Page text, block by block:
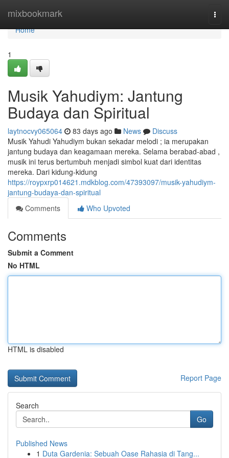
mixbookmark
Home
Home
1
Musik Yahudiym: Jantung
Budaya dan Spiritual
laytnocvy065064 83 days ago News
Discuss
Musik Yahudi Yahudiym bukan sekadar melodi ; ia merupakan
jantung budaya dan keagamaan mereka. Selama berabad-abad ,
musik ini terus bertumbuh menjadi simbol kuat dari identitas
mereka. Dari kidung-kidung
https://roypxrp014621.mdkblog.com/47393097/musik-yahudiym-
jantung-budaya-dan-spiritual
Comments
Who Upvoted
Comments
Submit a Comment
No HTML
HTML is disabled
Report Page
Search
Go
Published News
1 Duta Gardenia: Sebuah Oase Rahasia di Tang...